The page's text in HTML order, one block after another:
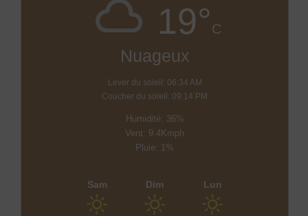
19°C
Nuageux
Lever du soleil: 06:34 AM
Coucher du soleil: 09:14 PM
Humidité: 36%
Vent: 9.4Kmph
Pluie: 1%
Sam Dim Lun